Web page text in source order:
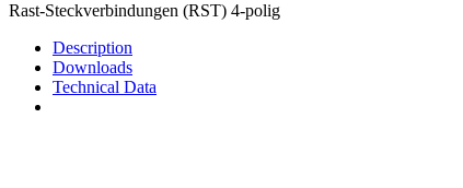
Rast-Steckverbindungen (RST) 4-polig
Description
Downloads
Technical Data